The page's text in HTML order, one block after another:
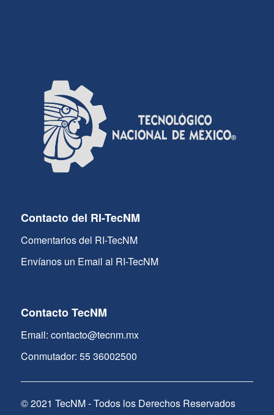
Contacto del RI-TecNM
Comentarios del RI-TecNM
Envíanos un Email al RI-TecNM
Contacto TecNM
Email: contacto@tecnm.mx
Conmutador: 55 36002500
© 2021 TecNM - Todos los Derechos Reservados